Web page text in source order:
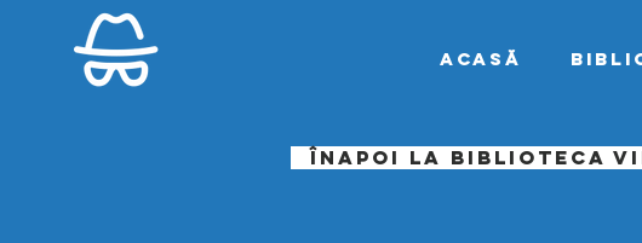
Acasă
Înapoi la biblioteca